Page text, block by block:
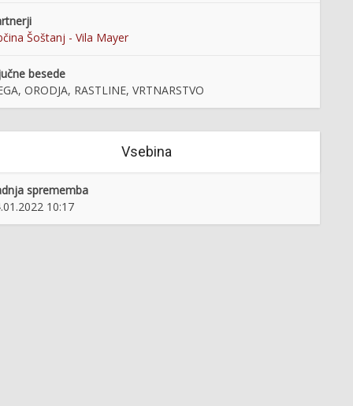
Šoštanj - Vila Mayer
besede
ORODJA, RASTLINE, VRTNARSTVO
Vsebina
sprememba
10:17